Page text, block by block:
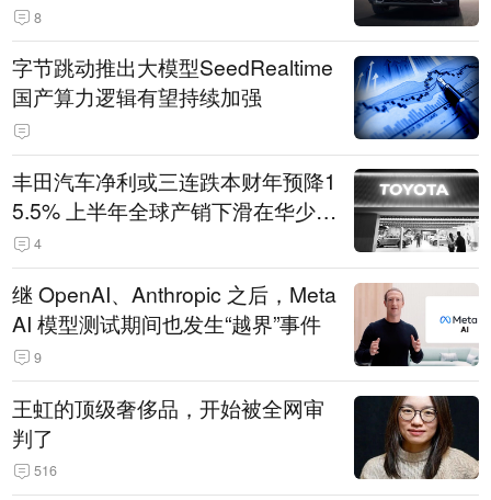
8
字节跳动推出大模型SeedRealtime
国产算力逻辑有望持续加强
丰田汽车净利或三连跌本财年预降1
5.5% 上半年全球产销下滑在华少卖
14.3万辆
4
继 OpenAI、Anthropic 之后，Meta
AI 模型测试期间也发生“越界”事件
9
王虹的顶级奢侈品，开始被全网审
判了
516